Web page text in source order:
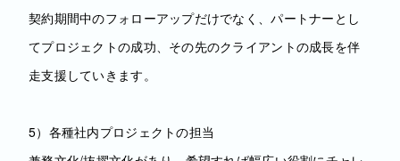
契約期間中のフォローアップだけでなく、パートナーとし
てプロジェクトの成功、その先のクライアントの成長を伴
走支援していきます。
5）各種社内プロジェクトの担当